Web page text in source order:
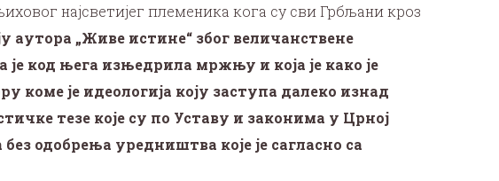
најсветијег племеника кога су сви Грбљани кроз
аутора „Живе истине“ због величанствене
је код њега изњедрила мржњу и која је како је
коме је идеологија коју заступа далеко изнад
тезе које су по Уставу и законима у Црној
одобрења уредништва које је сагласно са